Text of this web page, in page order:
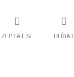
ZEPTAT SE HLÍDAT